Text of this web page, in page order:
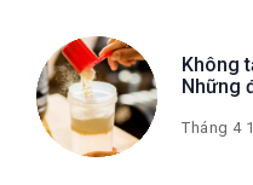
Không
Những
Tháng 4